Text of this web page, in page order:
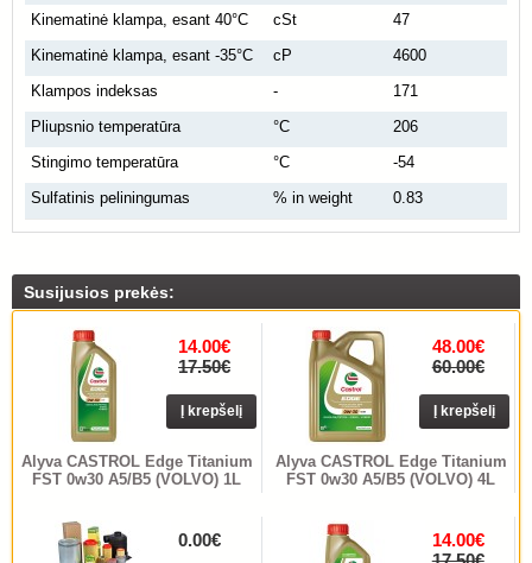
Kinematinė klampa, esant 40°C
cSt
47
Kinematinė klampa, esant -35°C
cP
4600
Klampos indeksas
-
171
Pliupsnio temperatūra
°C
206
Stingimo temperatūra
°C
-54
Sulfatinis peliningumas
% in weight 0.83
Susijusios prekės:
Alyva CASTROL Edge Titanium
FST 0w30 A5/B5 (VOLVO) 1L
14.00€
17.50€
Į krepšelį
Alyva CASTROL Edge Titanium
FST 0w30 A5/B5 (VOLVO) 4L
48.00€
60.00€
Į krepšelį
0.00€
14.00€